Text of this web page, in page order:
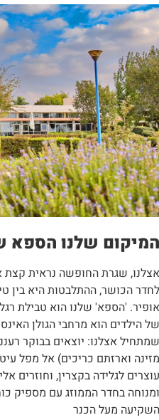
המיקום שלנו הספא
אצלנו, שגרת החופשה נראית קצת
לחדר הכושר, ההתלבטות היא בין
אופיר. 'הספא' שלנו הוא טבילת
של הילדים הוא מרחבי הגולן
שמתחיל אצלנו: יוצאים בבוקר
מזינה וארזתם כריכים) אל מפל
עוצרים לגלידה בקצרין, וחוזרים
ומנוחה בחדר הממוזג עם מספיק
השקיעה מעל הכנר